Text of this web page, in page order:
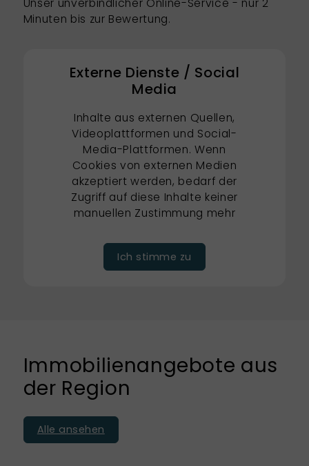
Unser unverbindlicher Online-Service - nur 2
Minuten bis zur Bewertung.
Externe Dienste / Social
Media
Inhalte aus externen Quellen,
Videoplattformen und Social-
Media-Plattformen. Wenn
Cookies von externen Medien
akzeptiert werden, bedarf der
Zugriff auf diese Inhalte keiner
manuellen Zustimmung mehr
Ich stimme zu
Immobilienangebote aus
der Region
Alle ansehen